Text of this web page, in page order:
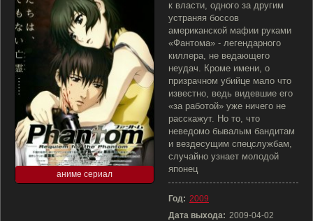
аниме сериал
к власти, одного за другим
устраняя боссов
американской мафии руками
«Фантома» - легендарного
киллера, не ведающего
неудач. Кроме имени, о
призрачном убийце мало что
известно, ведь видевшие его
«за работой» уже ничего не
расскажут. Но то, что
неведомо бывалым бандитам
и вездесущим спецслужбам,
случайно узнает молодой
японец
Год: 2009
Дата выхода: 2009-04-02